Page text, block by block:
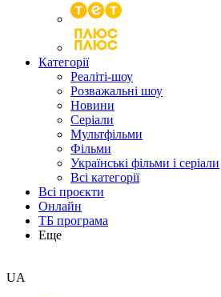
Категорії
Реаліті-шоу
Розважальні шоу
Новини
Серіали
Мультфільми
Фільми
Українські фільми і серіали
Всі категорії
Всі проєкти
Онлайн
ТБ програма
Еще
UA